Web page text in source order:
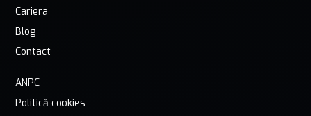
Cariera
Blog
Contact
ANPC
Politică cookies